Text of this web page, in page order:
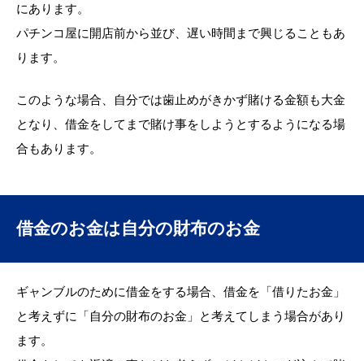
にあります。
パチンコ屋に開店前から並び、遅い時間まで興じることもあ
ります。
このような場合、自分では歯止めがきかず賭ける金額も大金
となり、借金をしてまで賭け事をしようとするようになる場
合もあります。
借金のお金は自分の財布のお金
ギャンブルのために借金をする場合、借金を「借りたお金」
と考えずに「自分の財布のお金」と考えてしまう場合があり
ます。